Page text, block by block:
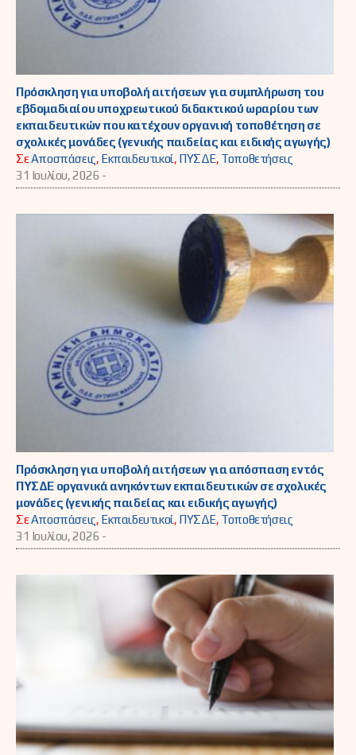
Πρόσκληση για υποβολή αιτήσεων για συμπλήρωση του
εβδομαδιαίου υποχρεωτικού διδακτικού ωραρίου των
εκπαιδευτικών που κατέχουν οργανική τοποθέτηση σε
σχολικές μονάδες (γενικής παιδείας και ειδικής αγωγής)
ΣεΑποσπάσεις, Εκπαιδευτικοί, ΠΥΣΔΕ, Τοποθετήσεις
31 Ιουλίου, 2026 -
Πρόσκληση για υποβολή αιτήσεων για απόσπαση εντός
ΠΥΣΔΕ οργανικά ανηκόντων εκπαιδευτικών σε σχολικές
μονάδες (γενικής παιδείας και ειδικής αγωγής)
ΣεΑποσπάσεις, Εκπαιδευτικοί, ΠΥΣΔΕ, Τοποθετήσεις
31 Ιουλίου, 2026 -